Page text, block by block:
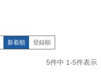
新着順 登録順
5件中 1-5件表示